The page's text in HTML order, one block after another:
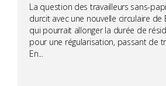
La question des travailleurs sans-
durcit avec une nouvelle circulaire de
qui pourrait allonger la durée de
pour une régularisation, passant de
En...